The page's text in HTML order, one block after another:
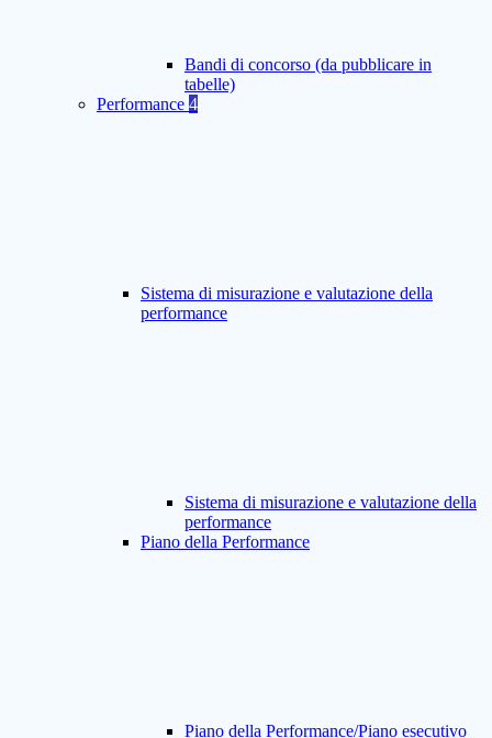
Bandi di concorso (da pubblicare in
tabelle)
Performance 4
Sistema di misurazione e valutazione della
performance
Sistema di misurazione e valutazione della
performance
Piano della Performance
Piano della Performance/Piano esecutivo